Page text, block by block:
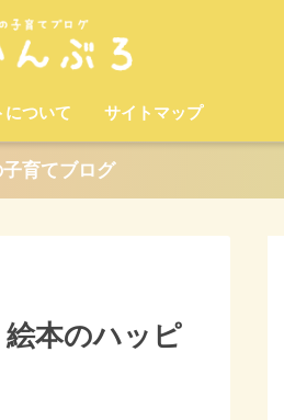
について サイトマップ
育てブログ
絵本のハッピ